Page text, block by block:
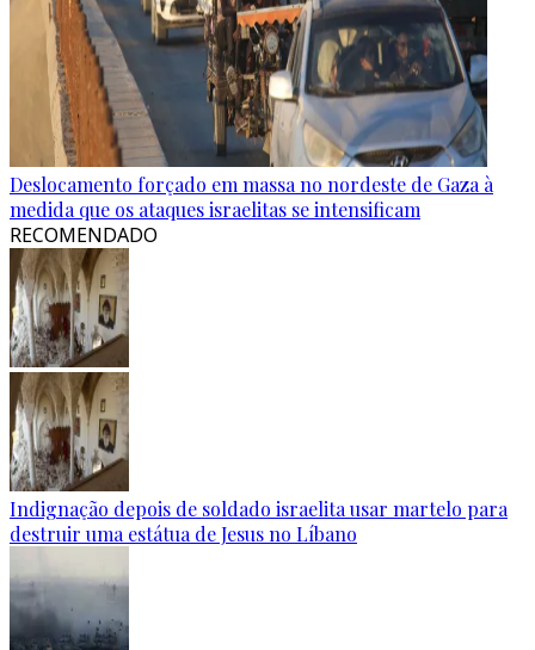
Deslocamento forçado em massa no nordeste de Gaza à
medida que os ataques israelitas se intensificam
RECOMENDADO
Indignação depois de soldado israelita usar martelo para
destruir uma estátua de Jesus no Líbano